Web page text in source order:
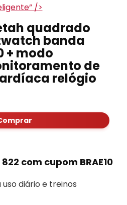
/>
quadrado
banda
+ modo
de
relógio
com cupom BRAE10
diário e treinos